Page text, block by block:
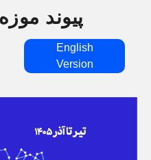
پیوند
English
Version